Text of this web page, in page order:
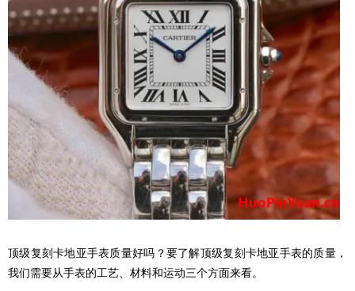
顶级复刻卡地亚手表质量好吗？要了解顶级复刻卡地亚手表的质量，
我们需要从手表的工艺、材料和运动三个方面来看。